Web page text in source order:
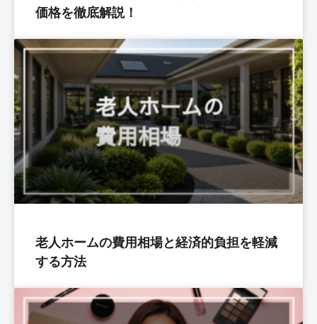
価格を徹底解説！
老人ホームの費用相場と経済的負担を軽減
する方法